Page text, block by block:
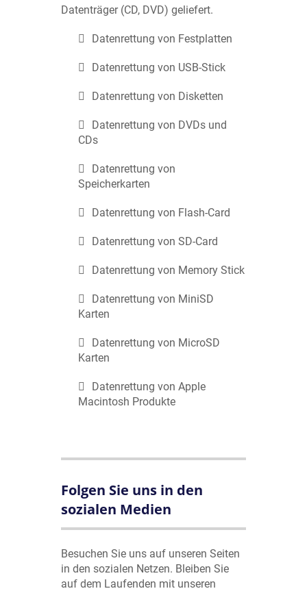
Datenträger (CD, DVD) geliefert.
Datenrettung von Festplatten
Datenrettung von USB-Stick
Datenrettung von Disketten
Datenrettung von DVDs und
CDs
Datenrettung von
Speicherkarten
Datenrettung von Flash-Card
Datenrettung von SD-Card
Datenrettung von Memory Stick
Datenrettung von MiniSD
Karten
Datenrettung von MicroSD
Karten
Datenrettung von Apple
Macintosh Produkte
Folgen Sie uns in den
sozialen Medien
Besuchen Sie uns auf unseren Seiten
in den sozialen Netzen. Bleiben Sie
auf dem Laufenden mit unseren